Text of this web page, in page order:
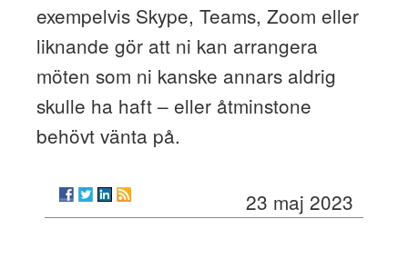
exempelvis Skype, Teams, Zoom eller
liknande gör att ni kan arrangera
möten som ni kanske annars aldrig
skulle ha haft – eller åtminstone
behövt vänta på.
23 maj 2023